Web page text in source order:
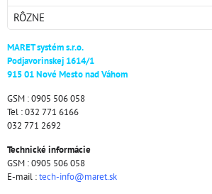
RÔZNE
MARET systém s.r.o.
Podjavorinskej 1614/1
915 01 Nové Mesto nad Váhom
GSM : 0905 506 058
Tel : 032 771 6166
032 771 2692
Technické informácie
GSM : 0905 506 058
E-mail :tech-info@maret.sk